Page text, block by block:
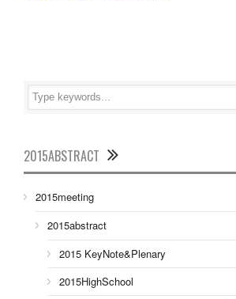
2015ABSTRACT
2015meeting
2015abstract
2015 KeyNote&Plenary
2015HighSchool